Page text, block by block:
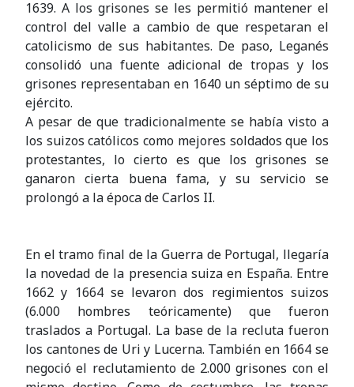
1639. A los grisones se les permitió mantener el
control del valle a cambio de que respetaran el
catolicismo de sus habitantes. De paso, Leganés
consolidó una fuente adicional de tropas y los
grisones representaban en 1640 un séptimo de su
ejército.
A pesar de que tradicionalmente se había visto a
los suizos católicos como mejores soldados que los
protestantes, lo cierto es que los grisones se
ganaron cierta buena fama, y su servicio se
prolongó a la época de Carlos II.
En el tramo final de la Guerra de Portugal, llegaría
la novedad de la presencia suiza en España. Entre
1662 y 1664 se levaron dos regimientos suizos
(6.000 hombres teóricamente) que fueron
traslados a Portugal. La base de la recluta fueron
los cantones de Uri y Lucerna. También en 1664 se
negoció el reclutamiento de 2.000 grisones con el